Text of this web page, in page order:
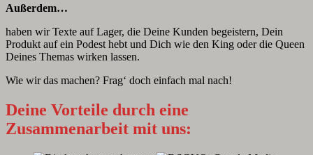
Außerdem…
haben wir Texte auf Lager, die Deine Kunden begeistern, Dein
Produkt auf ein Podest hebt und Dich wie den King oder die Queen
Deines Themas wirken lassen.
Wie wir das machen? Frag‘ doch einfach mal nach!
Deine Vorteile durch eine
Zusammenarbeit mit uns: